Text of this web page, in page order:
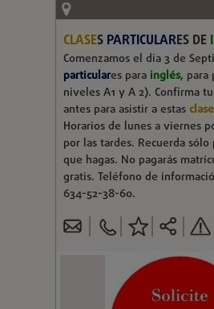
CLASES PARTICULARES DE
Comenzamos el dia 3 de
particulares para inglés, para
niveles A1 y A 2). Confirma
antes para asistir a estasclase
Horarios de lunes a viernes
por las tardes. Recuerda sólo
que hagas. No pagarás
gratis. Teléfono de
634-52-38-60.